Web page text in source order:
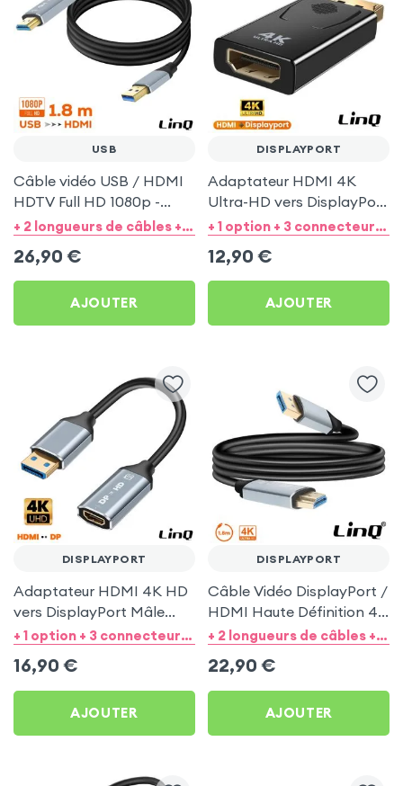
USB
Câble vidéo USB / HDMI
HDTV Full HD 1080p -
LinQ Noir 1.8m
+ 2 longueurs de câbles + 2 option
26,90 €
AJOUTER
DISPLAYPORT
Adaptateur HDMI 4K
Ultra-HD vers DisplayPort
mâle Ultra compact -
+ 1 option + 3 connecteurs de sortie
12,90 €
AJOUTER
DISPLAYPORT
Adaptateur HDMI 4K HD
vers DisplayPort Mâle
avec Mini câble souple 4K+ 1 option + 3 connecteurs de sortie
16,90 €
AJOUTER
DISPLAYPORT
Câble Vidéo DisplayPort /
HDMI Haute Définition 4K
- LinQ Noir 1.8m
+ 2 longueurs de câbles + 2 option
22,90 €
AJOUTER